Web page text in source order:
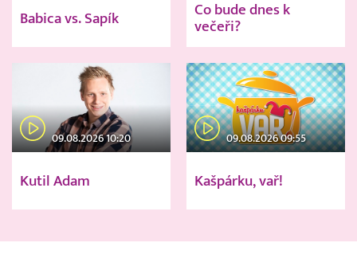
Babica vs. Sapík
Co bude dnes k
večeři?
09.08.2026 10:20
Kutil Adam
09.08.2026 09:55
Kašpárku, vař!